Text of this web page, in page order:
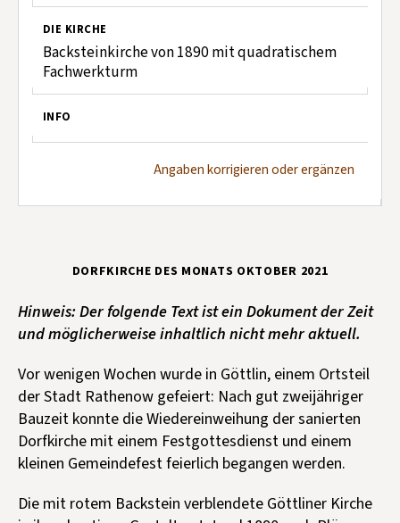
DIE KIRCHE
Backsteinkirche von 1890 mit quadratischem
Fachwerkturm
INFO
Angaben korrigieren oder ergänzen
DORFKIRCHE DES MONATS OKTOBER 2021
Hinweis: Der folgende Text ist ein Dokument der Zeit
und möglicherweise inhaltlich nicht mehr aktuell.
Vor wenigen Wochen wurde in Göttlin, einem Ortsteil
der Stadt Rathenow gefeiert: Nach gut zweijähriger
Bauzeit konnte die Wiedereinweihung der sanierten
Dorfkirche mit einem Festgottesdienst und einem
kleinen Gemeindefest feierlich begangen werden.
Die mit rotem Backstein verblendete Göttliner Kirche